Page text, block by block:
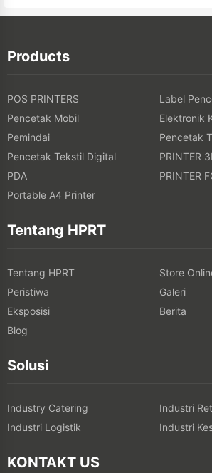
Products
POS PRINTERS
Label
Pencetak Mobil
Elektronik
Pemindai
Pencetak
Pencetak Tekstil Digital
PRINTER
PDA
PRINTER
Portable A4 Printer
Tentang HPRT
Tentang HPRT
Store
Peristiwa
Galeri
Eksposisi
Berita
Blog
Solusi
Industry Catering
Industri
Industri Logistik
Industri
KONTAKT US